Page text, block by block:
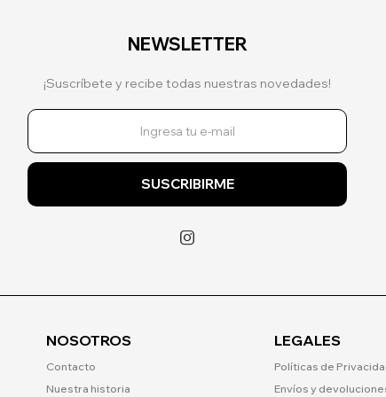
NOSOTROS
Contacto
Nuestra historia
LEGALES
Políticas de
Envíos y
NEWSLETTER
¡Suscríbete y recibe todas nuestras novedades!
SUSCRIBIRME
